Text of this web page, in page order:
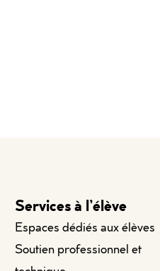
Services à l’élève
Espaces dédiés aux élèves
Soutien professionnel et